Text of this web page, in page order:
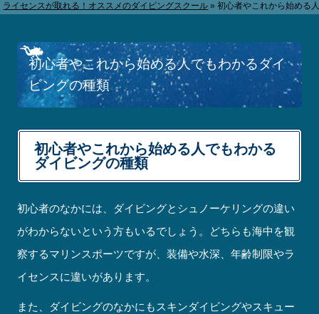
ライセンスが取れる！オススメのダイビングスクール »初心者やこれから始める
初心者やこれから始める人でもわかるダイ
ビングの種類
初心者やこれから始める人でもわかる
ダイビングの種類
初心者のなかには、ダイビングとシュノーケリングの違い
がわからないという方もいるでしょう。どちらも海中を観
察するマリンスポーツですが、装備や水深、年齢制限やラ
イセンスに違いがあります。
また、ダイビングのなかにもスキンダイビングやスキュー